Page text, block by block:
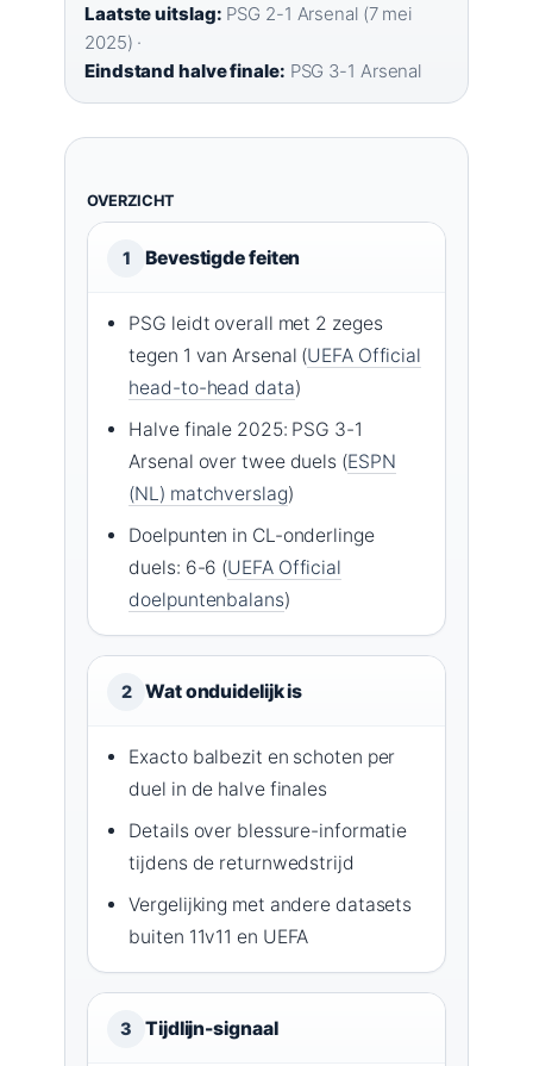
Laatste uitslag: PSG 2-1 Arsenal (7 mei
2025) ·
Eindstand halve finale: PSG 3-1 Arsenal
OVERZICHT
1 Bevestigde feiten
PSG leidt overall met 2 zeges
tegen 1 van Arsenal (UEFA Official
head-to-head data)
Halve finale 2025: PSG 3-1
Arsenal over twee duels (ESPN
(NL) matchverslag)
Doelpunten in CL-onderlinge
duels: 6-6 (UEFA Official
doelpuntenbalans)
2 Wat onduidelijk is
Exacto balbezit en schoten per
duel in de halve finales
Details over blessure-informatie
tijdens de returnwedstrijd
Vergelijking met andere datasets
buiten 11v11 en UEFA
3 Tijdlijn-signaal